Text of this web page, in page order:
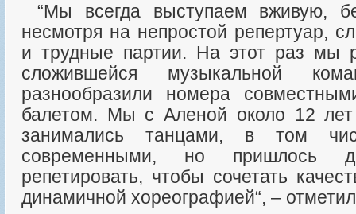
“Мы всегда выступаем вживую, без бек-вокалистов,
несмотря на непростой репертуар,
и трудные партии. На этот раз мы
сложившейся музыкальной
разнообразили номера
балетом. Мы с Аленой около 12 лет
занимались танцами, в том
современными, но пришлось
репетировать, чтобы сочетать
динамичной хореографией“, –